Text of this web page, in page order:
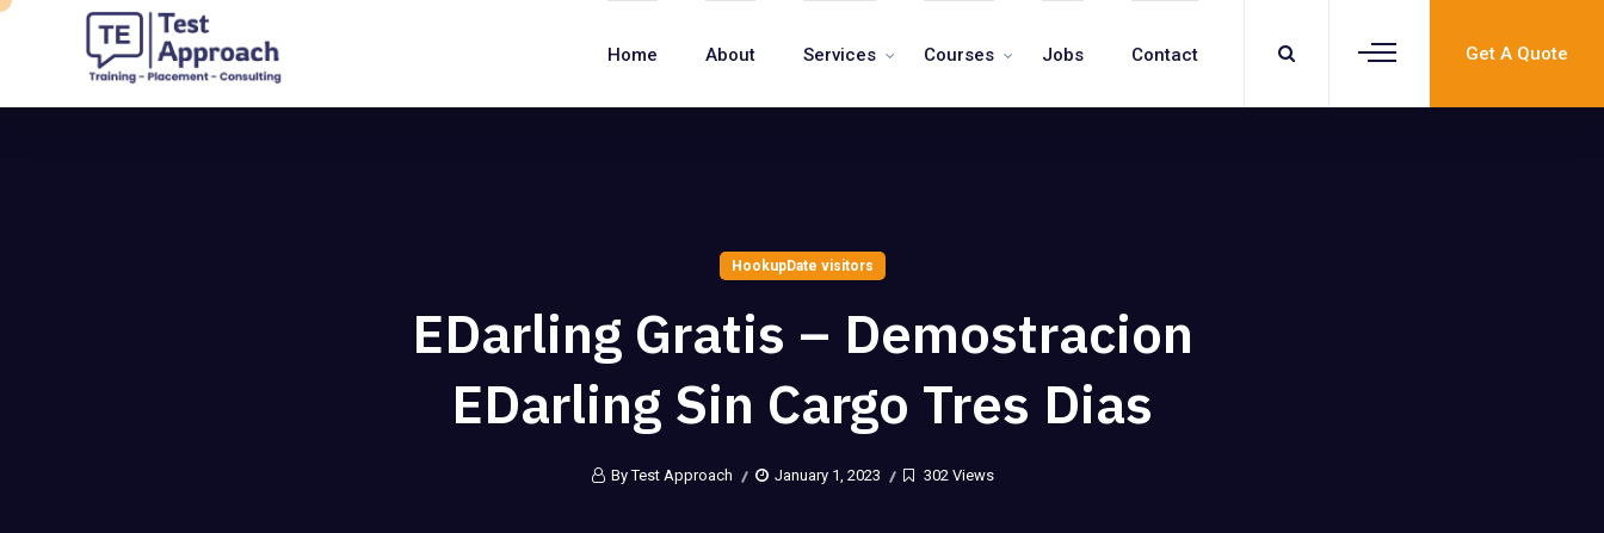
Get A Quote
Home About Services Courses Jobs Contact
HookupDate visitors
EDarling Gratis – Demostracion
EDarling Sin Cargo Tres Dias
By Test Approach January 1, 2023 302 Views